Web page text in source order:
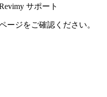
サポート
ージをご確認ください。